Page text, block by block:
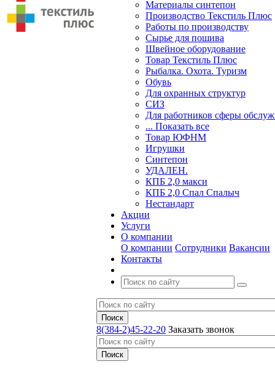
Материалы синтепон
Производство Текстиль Плюс
Работы по производству
Сырье для пошива
Швейное оборудование
Товар Текстиль Плюс
Рыбалка. Охота. Туризм
Обувь
Для охранных структур
СИЗ
Для работников сферы
... Показать все
Товар ЮФНМ
Игрушки
Синтепон
УДАЛЕН.
КПБ 2,0 макси
КПБ 2,0 Спал Спалыч
Нестандарт
Акции
Услуги
О компании
О компании Сотрудники Вакансии
Контакты
8(384-2)45-22-20 Заказать звонок